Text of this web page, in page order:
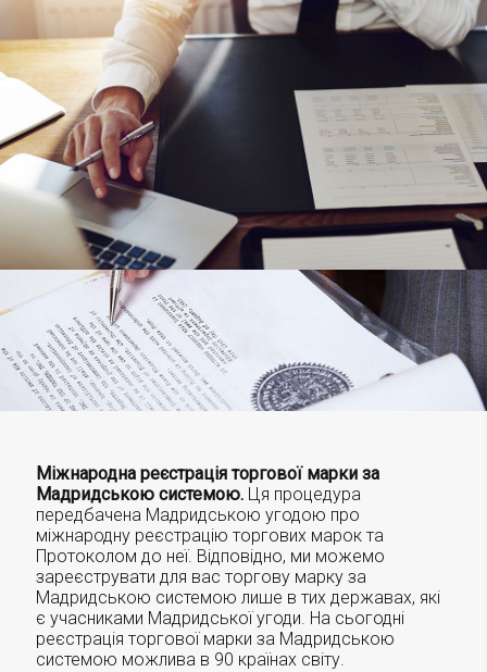
Міжнародна реєстрація торгової марки за
Мадридською системою.Ця процедура
передбачена Мадридською угодою про
міжнародну реєстрацію торгових марок та
Протоколом до неї. Відповідно, ми можемо
зареєструвати для вас торгову марку за
Мадридською системою лише в тих державах, які
є учасниками Мадридської угоди. На сьогодні
реєстрація торгової марки за Мадридською
системою можлива в 90 країнах світу.